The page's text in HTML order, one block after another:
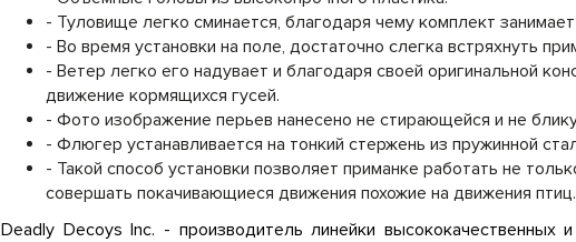
- Туловище легко сминается, благодаря чему комплект
- Во время установки на поле, достаточно слегка встряхнуть
- Ветер легко его надувает и благодаря своей оригинальной
движение кормящихся гусей.
- Фото изображение перьев нанесено не стирающейся и не
- Флюгер устанавливается на тонкий стержень из пружинной
- Такой способ установки позволяет приманке работать не
совершать покачивающиеся движения похожие на движения птиц.
Deadly Decoys Inc. - производитель линейки высококачественных